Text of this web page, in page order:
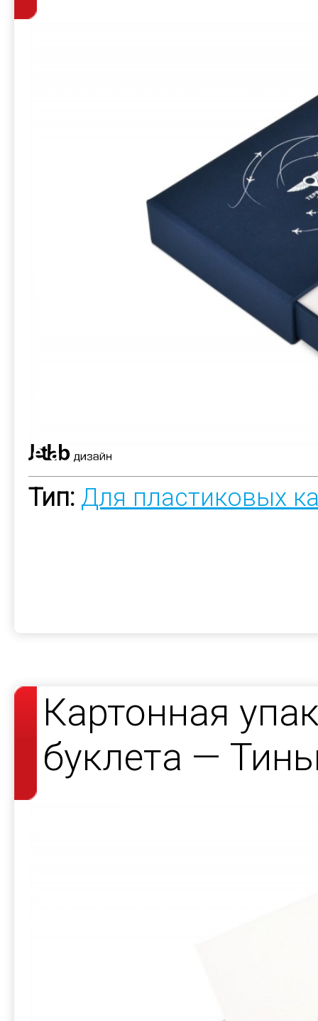
Тип: Для пластиковых
Картонная
буклета —